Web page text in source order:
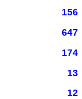
156
647
174
13
12